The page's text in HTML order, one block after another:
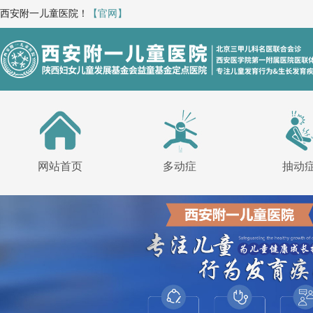
西安附一儿童医院！ 【官网】
网站首页 多动症 抽动